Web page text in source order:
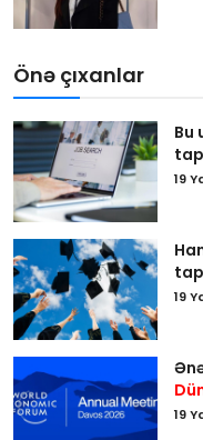
Önə çıxanlar
Bu
19
19
19